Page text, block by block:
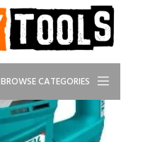
BROWSE CATEGORIES
-9%